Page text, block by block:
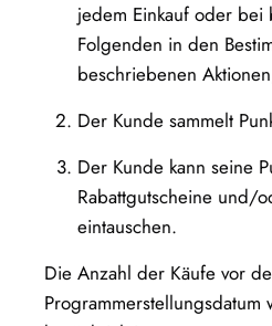
jedem Einkauf oder bei
Folgenden in den
beschriebenen
Der Kunde sammelt
Der Kunde kann seine
Rabattgutscheine und/
eintauschen.
Die Anzahl der Käufe vor
Programmerstellungsdatum